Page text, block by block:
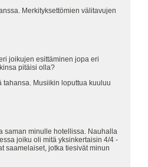
Merkityksettömien välitavujen
joikujen esittäminen jopa eri
pitäisi olla?
Musiikin loputtua kuuluu
saman minulle hotellissa. Nauhalla
joiku oli mitä yksinkertaisin 4/4 -
saamelaiset, jotka tiesivät minun